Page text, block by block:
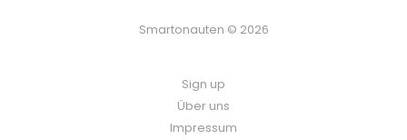
Smartonauten © 2026
Sign up
Über uns
Impressum